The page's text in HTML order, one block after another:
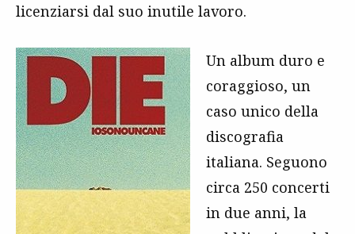
licenziarsi dal suo inutile lavoro.
Un album duro e
coraggioso, un
caso unico della
discografia
italiana. Seguono
circa 250 concerti
in due anni, la